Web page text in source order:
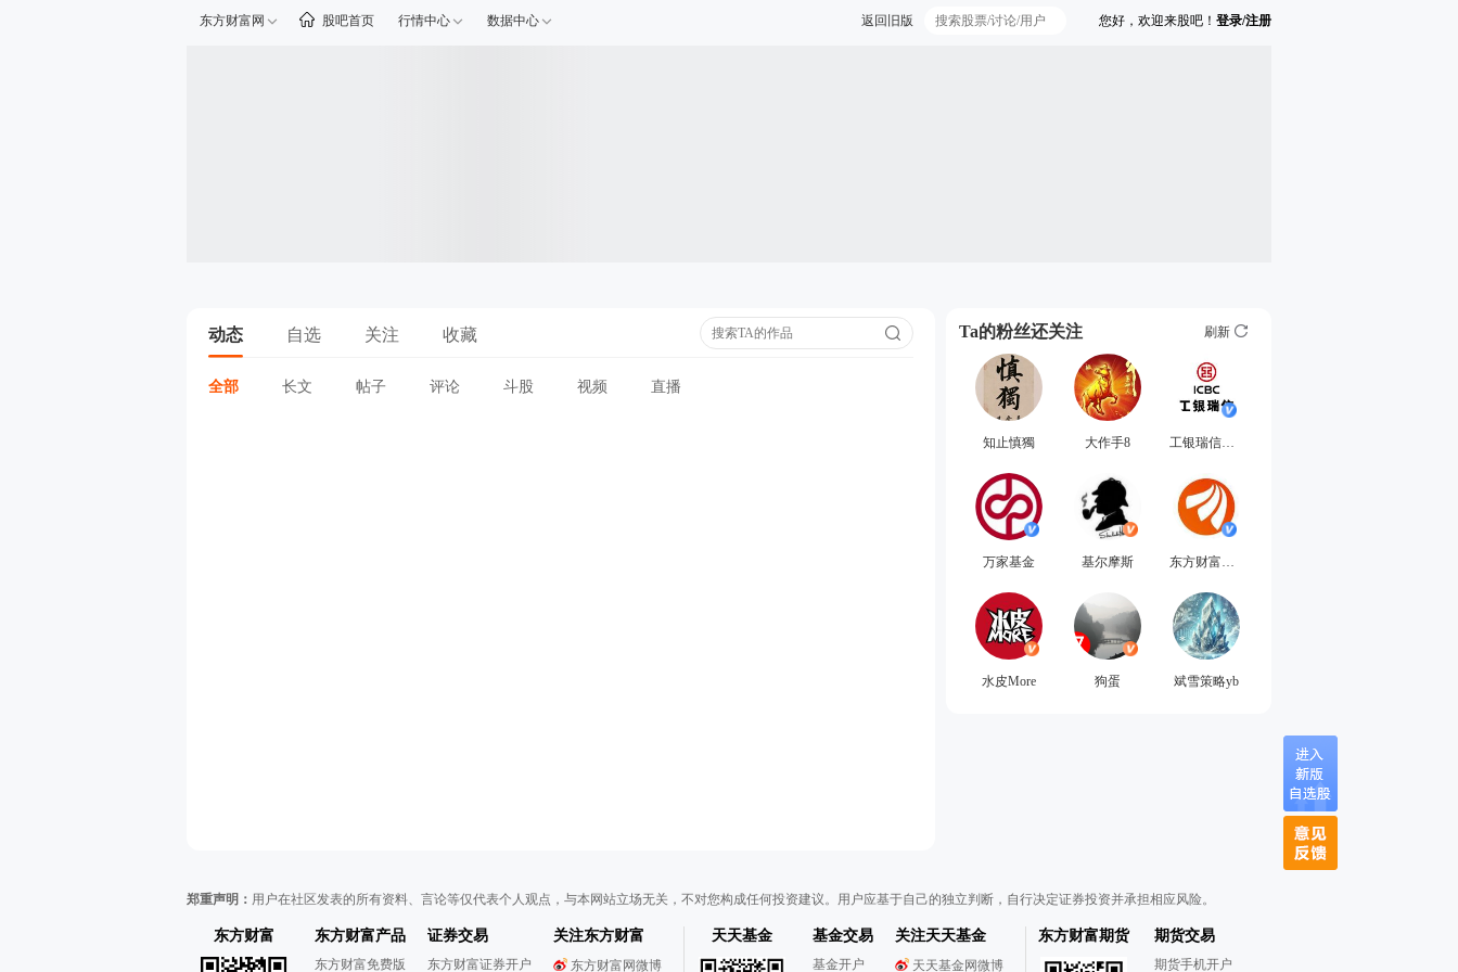
东方财富网 股吧首页 行情中心 数据中心 您好，欢迎来股吧！ 登录/注册
返回旧版
动态 自选 关注 收藏
全部 长文 帖子 评论 斗股 视频 直播
Ta的粉丝还关注 刷新
知止慎獨 大作手8 工银瑞信基金
万家基金 基尔摩斯 东方财富投资学院
水皮More 狗蛋 斌雪策略yb
郑重声明： 用户在社区发表的所有资料、言论等仅代表个人观点，与本网站立场无关，不对您构成任何投资建议。用户应基于自己的独立判断，自行决定证券投资并承担相应风险。
东方财富 东方财富产品
东方财富免费版
证券交易
东方财富证券开户
关注东方财富
东方财富网微博
天天基金 基金交易
基金开户
关注天天基金
天天基金网微博
东方财富期货 期货交易
期货手机开户